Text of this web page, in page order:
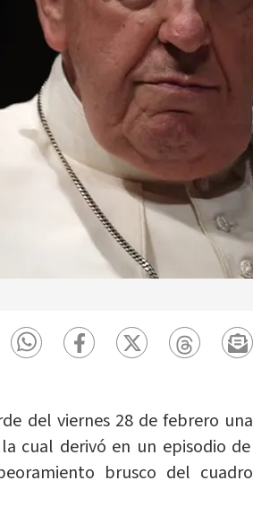
del viernes 28 de febrero una
la cual derivó en un episodio de
brusco del cuadro